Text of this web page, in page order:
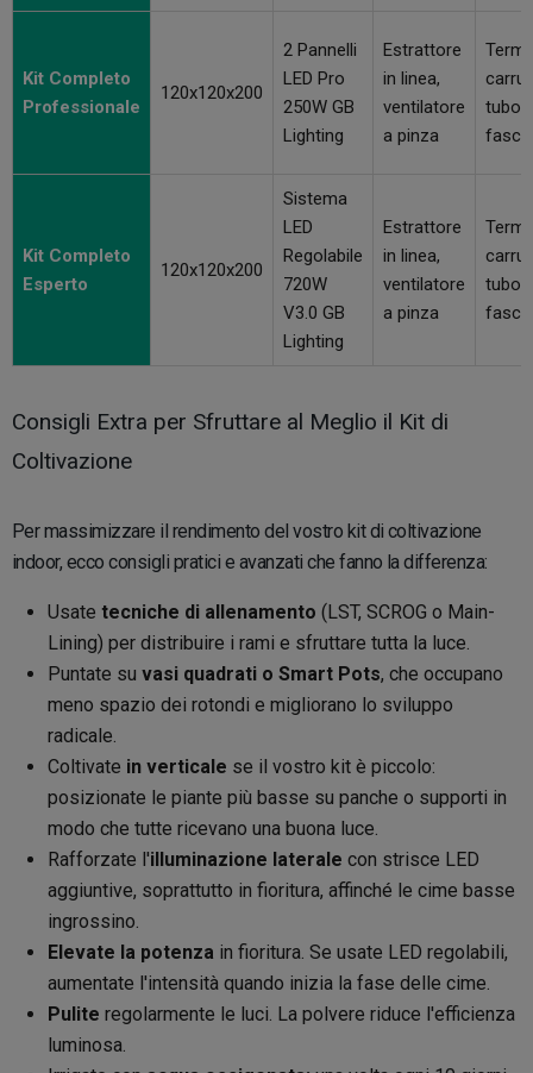
Kit Completo
Professionale
120x120x200
2 Pannelli
LED Pro
250W GB
Lighting
Estrattore
in linea,
ventilatore
a pinza
tubo
Kit Completo
Esperto
120x120x200
Sistema
LED
Regolabile
720W
V3.0 GB
Lighting
Estrattore
in linea,
ventilatore
a pinza
tubo
Consigli Extra per Sfruttare al Meglio il Kit di
Coltivazione
Per massimizzare il rendimento del vostro kit di coltivazione
indoor, ecco consigli pratici e avanzati che fanno la differenza:
Usate tecniche di allenamento (LST, SCROG o Main-
Lining) per distribuire i rami e sfruttare tutta la luce.
Puntate su vasi quadrati o Smart Pots, che occupano
meno spazio dei rotondi e migliorano lo sviluppo
radicale.
Coltivate in verticale se il vostro kit è piccolo:
posizionate le piante più basse su panche o supporti in
modo che tutte ricevano una buona luce.
Rafforzate l'illuminazione laterale con strisce LED
aggiuntive, soprattutto in fioritura, affinché le cime basse
ingrossino.
Elevate la potenza in fioritura. Se usate LED regolabili,
aumentate l'intensità quando inizia la fase delle cime.
Pulite regolarmente le luci. La polvere riduce l'efficienza
luminosa.